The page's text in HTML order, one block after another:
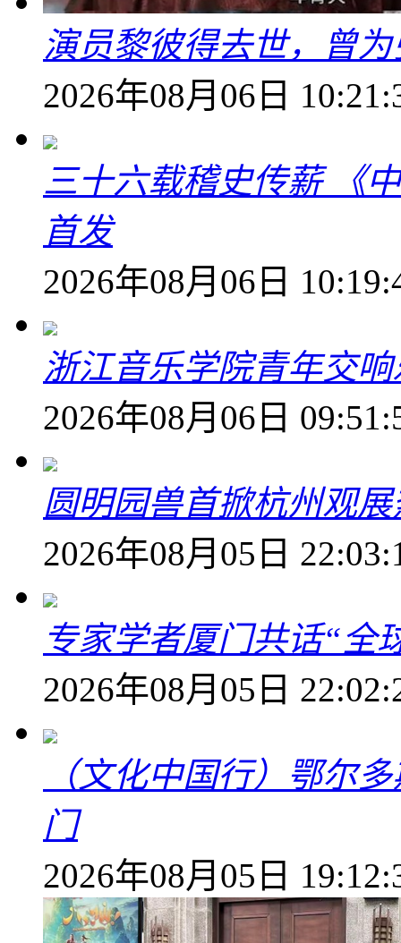
演员黎彼得去世，曾
2026年08月06日
三十六载稽史传薪 《
首发
2026年08月06日
浙江音乐学院青年交
2026年08月06日
圆明园兽首掀杭州观
2026年08月05日
专家学者厦门共话“全
2026年08月05日
（文化中国行）鄂尔
门
2026年08月05日